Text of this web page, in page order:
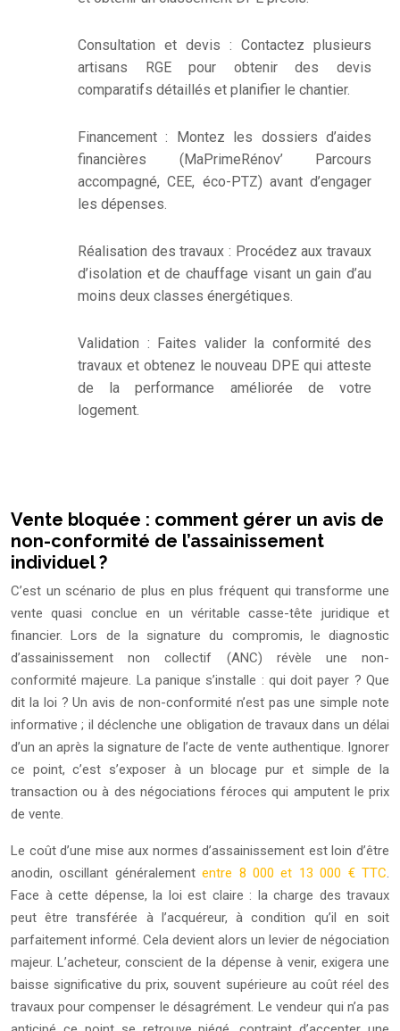
Consultation et devis : Contactez plusieurs
artisans RGE pour obtenir des devis
comparatifs détaillés et planifier le chantier.
Financement : Montez les dossiers d’aides
financières (MaPrimeRénov’ Parcours
accompagné, CEE, éco-PTZ) avant d’engager
les dépenses.
Réalisation des travaux : Procédez aux travaux
d’isolation et de chauffage visant un gain d’au
moins deux classes énergétiques.
Validation : Faites valider la conformité des
travaux et obtenez le nouveau DPE qui atteste
de la performance améliorée de votre
logement.
Vente bloquée : comment gérer un avis de
non-conformité de l’assainissement
individuel ?
C’est un scénario de plus en plus fréquent qui transforme une
vente quasi conclue en un véritable casse-tête juridique et
financier. Lors de la signature du compromis, le diagnostic
d’assainissement non collectif (ANC) révèle une non-
conformité majeure. La panique s’installe : qui doit payer ? Que
dit la loi ? Un avis de non-conformité n’est pas une simple note
informative ; il déclenche une obligation de travaux dans un délai
d’un an après la signature de l’acte de vente authentique. Ignorer
ce point, c’est s’exposer à un blocage pur et simple de la
transaction ou à des négociations féroces qui amputent le prix
de vente.
Le coût d’une mise aux normes d’assainissement est loin d’être
anodin, oscillant généralemententre 8 000 et 13 000 € TTC.
Face à cette dépense, la loi est claire : la charge des travaux
peut être transférée à l’acquéreur, à condition qu’il en soit
parfaitement informé. Cela devient alors un levier de négociation
majeur. L’acheteur, conscient de la dépense à venir, exigera une
baisse significative du prix, souvent supérieure au coût réel des
travaux pour compenser le désagrément. Le vendeur qui n’a pas